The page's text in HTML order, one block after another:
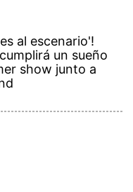
al escenario'!
un sueño
show junto a